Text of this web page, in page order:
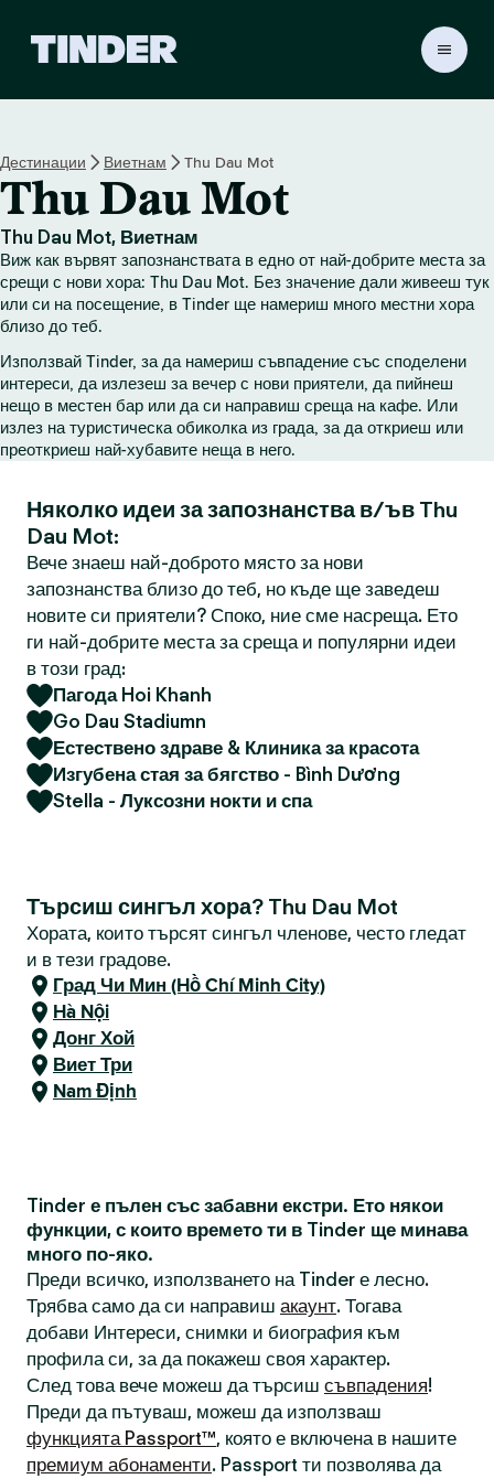
r
а
ч
а
л
о
Дестинации Виетнам Thu Dau Mot
Thu Dau Mot
Thu Dau Mot, Виетнам
Виж как вървят запознанствата в едно от най-добрите места за
срещи с нови хора: Thu Dau Mot. Без значение дали живееш тук
или си на посещение, в Tinder ще намериш много местни хора
близо до теб.
Използвай Tinder, за да намериш съвпадение със споделени
интереси, да излезеш за вечер с нови приятели, да пийнеш
нещо в местен бар или да си направиш среща на кафе. Или
излез на туристическа обиколка из града, за да откриеш или
преоткриеш най-хубавите неща в него.
Няколко идеи за запознанства в/ъв Thu
Dau Mot:
Вече знаеш най-доброто място за нови
запознанства близо до теб, но къде ще заведеш
новите си приятели? Споко, ние сме насреща. Ето
ги най-добрите места за среща и популярни идеи
в този град:
Пагода Hoi Khanh
Go Dau Stadiumn
Естествено здраве & Клиника за красота
Изгубена стая за бягство - Bình Dương
Stella - Луксозни нокти и спа
Търсиш сингъл хора? Thu Dau Mot
Хората, които търсят сингъл членове, често гледат
и в тези градове.
Град Чи Мин (Hồ Chí Minh City)
Hà Nội
Донг Хой
Виет Три
Nam Định
Tinder е пълен със забавни екстри. Ето някои
функции, с които времето ти в Tinder ще минава
много по-яко.
Преди всичко, използването на Tinder е лесно.
Трябва само да си направиш акаунт. Тогава
добави Интереси, снимки и биография към
профила си, за да покажеш своя характер.
След това вече можеш да търсиш съвпадения!
Преди да пътуваш, можеш да използваш
функцията Passport™, която е включена в нашите
премиум абонаменти. Passport ти позволява да